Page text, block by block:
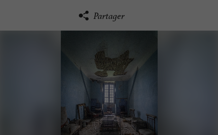
Partager